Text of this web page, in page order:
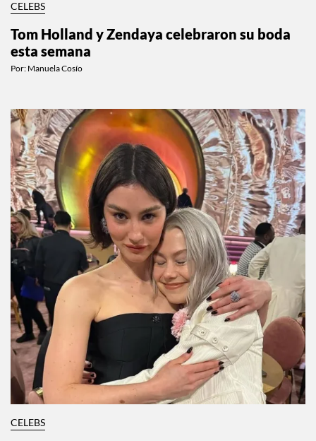
CELEBS
Tom Holland y Zendaya celebraron su boda
esta semana
Por: Manuela Cosío
CELEBS